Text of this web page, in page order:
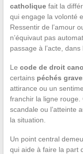
catholiquefait la
qui engage la volonté
Ressentir de l’amour
n’équivaut pas
passage à l’acte, dans
Le code de droit
certains péchés
attirance ou un
franchir la ligne
scandale ou l’atteinte
la situation.
Un point central
qui aide à faire la part